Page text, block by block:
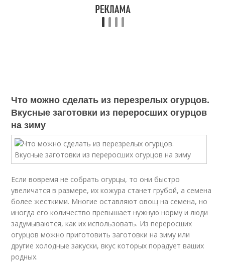
Что можно сделать из перезрелых огурцов.
Вкусные заготовки из переросших огурцов
на зиму
Если вовремя не собрать огурцы, то они быстро
увеличатся в размере, их кожура станет грубой, а семена
более жесткими. Многие оставляют овощ на семена, но
иногда его количество превышает нужную норму и люди
задумываются, как их использовать. Из переросших
огурцов можно приготовить заготовки на зиму или
другие холодные закуски, вкус которых порадует ваших
родных.